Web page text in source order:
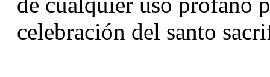
celebración del santo